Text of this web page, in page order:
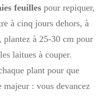
feuilles pour repiquer,
à cinq jours dehors, à
à 25-30 cm pour
laitues à couper.
plant pour que
: vous devancez